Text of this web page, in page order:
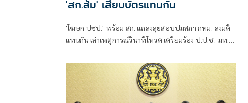
'สก.ส้ม' เสียบบัตรแทนกัน
'โฆษก ปชป.' พร้อม สก. แถลงลุยสอบปมสภา กทม. ลงมติ
แทนกัน เล่าเหตุการณ์วินาทีโหวต เตรียมร้อง ป.ป.ช.-มท.
โปร่งใส